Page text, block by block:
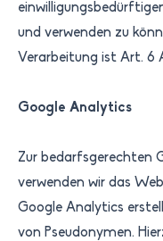
und verwenden zu
Verarbeitung ist Art. 6
Google Analytics
Zur bedarfsgerechten
verwenden wir das
Google Analytics
von Pseudonymen.